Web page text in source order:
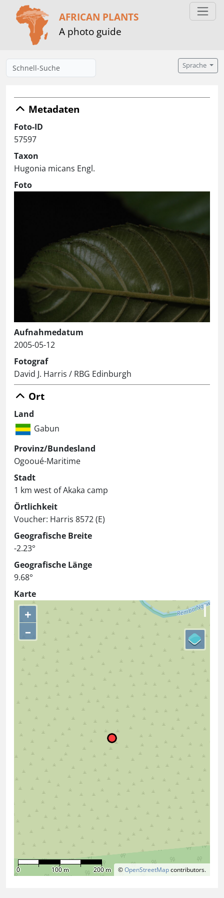
AFRICAN PLANTS
A photo guide
Sprache
Metadaten
Foto-ID
57597
Taxon
Hugonia micans Engl.
Foto
Aufnahmedatum
2005-05-12
Fotograf
David J. Harris / RBG Edinburgh
Ort
Land
Gabun
Provinz/Bundesland
Ogooué-Maritime
Stadt
1 km west of Akaka camp
Örtlichkeit
Voucher: Harris 8572 (E)
Geografische Breite
-2.23°
Geografische Länge
9.68°
Karte
+
–
©OpenStreetMapcontributors.
0 100 m 200 m